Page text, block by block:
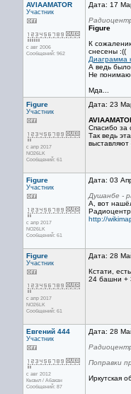
AVIAAMATOR
Участник
с авг 2006
Сообщений: 962
Дата: 17
Figure
К
снесены :((
Диаграмма
А ведь
Не
Мда...
Figure
Участник
с апр 2017
NO26LK
Сообщений: 61
Дата: 23
Спасибо за
Так ведь
выставляют
Figure
Участник
с апр 2017
NO26LK
Сообщений: 61
Дата: 03
Душанбе -
А, вот
http://
Figure
Участник
с апр 2017
NO26LK
Сообщений: 61
Дата: 28
Кстати,
24 башни +
Евгений 444
Участник
с авг 2012
Кызыл / Абакан
Сообщений: 87
Дата: 28
Поправки
Иркутская